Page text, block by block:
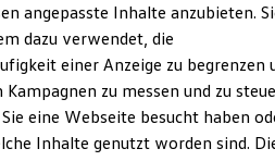
Lebensdauer
anfordern
angepasste Inhalte anzubieten.
dazu verwendet, die
einer Anzeige zu begrenzen
zu messen und zu
eine Webseite besucht haben
Inhalte genutzt worden sind.